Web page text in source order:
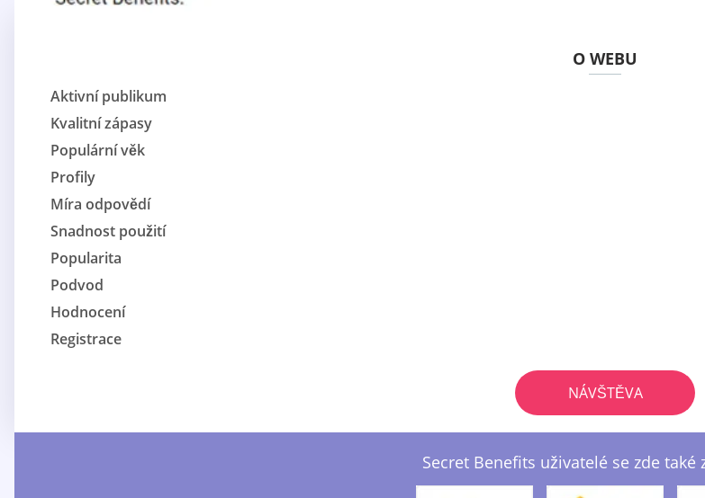
O WEBU
Aktivní publikum
Kvalitní zápasy
Populární věk
Profily
Míra odpovědí
Snadnost použití
Popularita
Podvod
Hodnocení
Registrace
NÁVŠTĚVA
Secret Benefits uživatelé se zde také